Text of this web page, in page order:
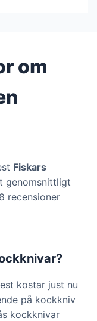
om
Fiskars
genomsnittligt
recensioner
kostar just nu
på kockkniv
kockknivar